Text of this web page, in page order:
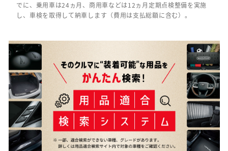
でに、乗用車は24ヵ月、商用車などは12ヵ月定期点検整備を実施
し、車検を取得して納車します（費用は支払総額に含む）。